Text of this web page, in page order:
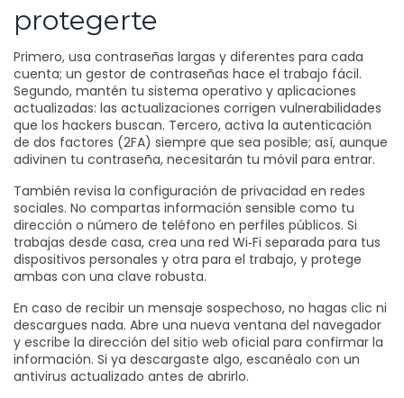
protegerte
Primero, usa contraseñas largas y diferentes para cada
cuenta; un gestor de contraseñas hace el trabajo fácil.
Segundo, mantén tu sistema operativo y aplicaciones
actualizadas: las actualizaciones corrigen vulnerabilidades
que los hackers buscan. Tercero, activa la autenticación
de dos factores (2FA) siempre que sea posible; así, aunque
adivinen tu contraseña, necesitarán tu móvil para entrar.
También revisa la configuración de privacidad en redes
sociales. No compartas información sensible como tu
dirección o número de teléfono en perfiles públicos. Si
trabajas desde casa, crea una red Wi‑Fi separada para tus
dispositivos personales y otra para el trabajo, y protege
ambas con una clave robusta.
En caso de recibir un mensaje sospechoso, no hagas clic ni
descargues nada. Abre una nueva ventana del navegador
y escribe la dirección del sitio web oficial para confirmar la
información. Si ya descargaste algo, escanéalo con un
antivirus actualizado antes de abrirlo.